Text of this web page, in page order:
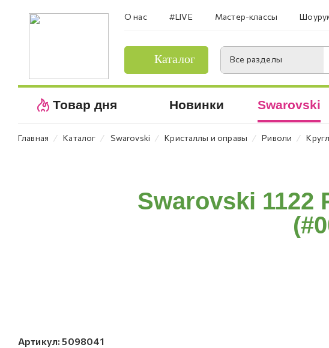
О нас #LIVE Мастер-классы
Каталог Все разделы
Товар дня Новинки Swarovski
Главная ⁄ Каталог ⁄ Swarovski ⁄ Кристаллы и оправы ⁄ Риволи ⁄
Swarovski 1122
Артикул: 5098041